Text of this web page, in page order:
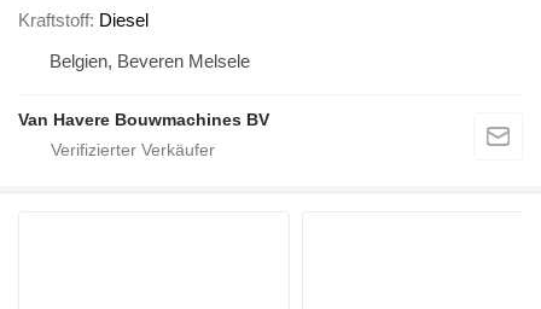
Kraftstoff Diesel
Belgien, Beveren Melsele
Van Havere Bouwmachines BV